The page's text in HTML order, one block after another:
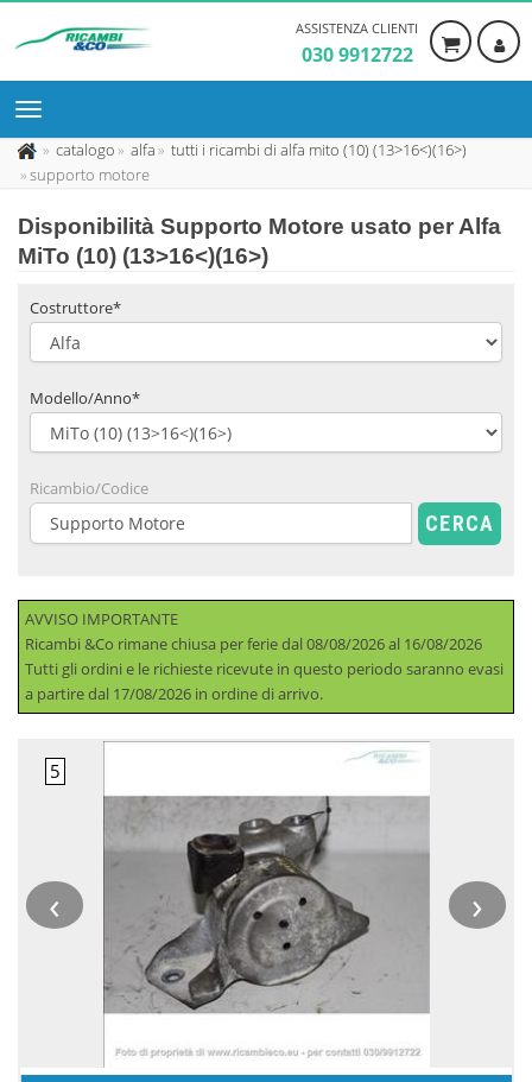
ASSISTENZA CLIENTI
030 9912722
catalogo alfa
tutti i ricambi di alfa mito (10) (13>16<)(16>)
supporto motore
Disponibilità Supporto Motore usato per Alfa
MiTo (10) (13>16<)(16>)
Costruttore*
Modello/Anno*
Ricambio/Codice
CERCA
AVVISO IMPORTANTE
Ricambi &Co rimane chiusa per ferie dal 08/08/2026 al 16/08/2026
Tutti gli ordini e le richieste ricevute in questo periodo saranno evasi
a partire dal 17/08/2026 in ordine di arrivo.
‹ ›